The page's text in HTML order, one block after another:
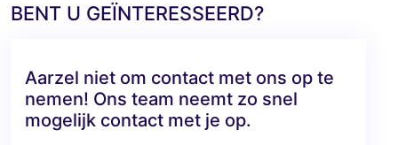
BENT U GEÏNTERESSEERD?
Aarzel niet om contact met ons op te
nemen! Ons team neemt zo snel
mogelijk contact met je op.